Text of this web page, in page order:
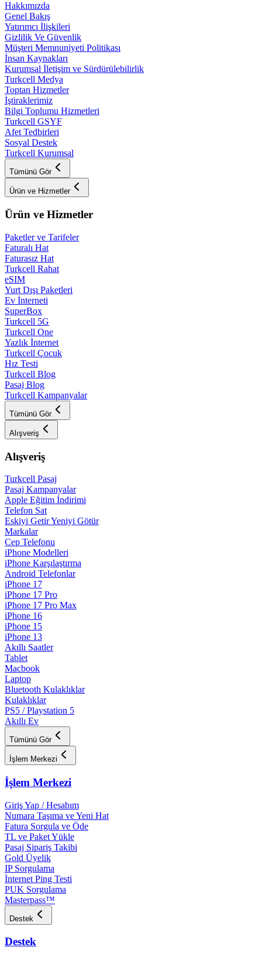
Hakkımızda
Genel Bakış
Yatırımcı İlişkileri
Gizlilik Ve Güvenlik
Müşteri Memnuniyeti Politikası
İnsan Kaynakları
Kurumsal İletişim ve Sürdürülebilirlik
Turkcell Medya
Toptan Hizmetler
İştiraklerimiz
Bilgi Toplumu Hizmetleri
Turkcell GSYF
Afet Tedbirleri
Sosyal Destek
Turkcell Kurumsal
Tümünü Gör
Ürün ve Hizmetler
Ürün ve Hizmetler
Paketler ve Tarifeler
Faturalı Hat
Faturasız Hat
Turkcell Rahat
eSIM
Yurt Dışı Paketleri
Ev İnterneti
SuperBox
Turkcell 5G
Turkcell One
Yazlık İnternet
Turkcell Çocuk
Hız Testi
Turkcell Blog
Pasaj Blog
Turkcell Kampanyalar
Tümünü Gör
Alışveriş
Alışveriş
Turkcell Pasaj
Pasaj Kampanyalar
Apple Eğitim İndirimi
Telefon Sat
Eskiyi Getir Yeniyi Götür
Markalar
Cep Telefonu
iPhone Modelleri
iPhone Karşılaştırma
Android Telefonlar
iPhone 17
iPhone 17 Pro
iPhone 17 Pro Max
iPhone 16
iPhone 15
iPhone 13
Akıllı Saatler
Tablet
Macbook
Laptop
Bluetooth Kulaklıklar
Kulaklıklar
PS5 / Playstation 5
Akıllı Ev
Tümünü Gör
İşlem Merkezi
İşlem Merkezi
Giriş Yap / Hesabım
Numara Taşıma ve Yeni Hat
Fatura Sorgula ve Öde
TL ve Paket Yükle
Pasaj Sipariş Takibi
Gold Üyelik
IP Sorgulama
İnternet Ping Testi
PUK Sorgulama
Masterpass™
Destek
Destek